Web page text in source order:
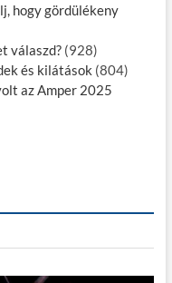
hogy gördülékeny
válaszd? (928)
és kilátások (804)
az Amper 2025